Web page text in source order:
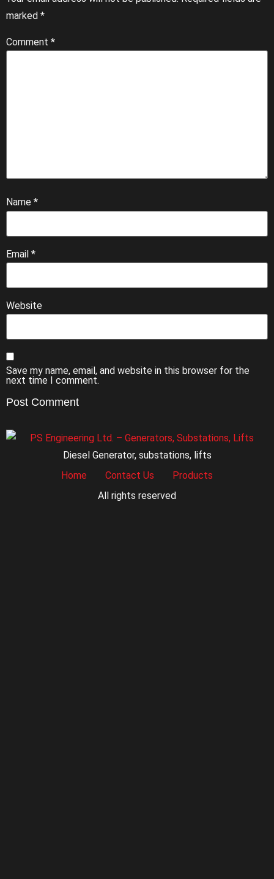
marked *
Comment *
Name *
Email *
Website
Save my name, email, and website in this browser for the
next time I comment.
Diesel Generator, substations, lifts
Home
Contact Us
Products
All rights reserved